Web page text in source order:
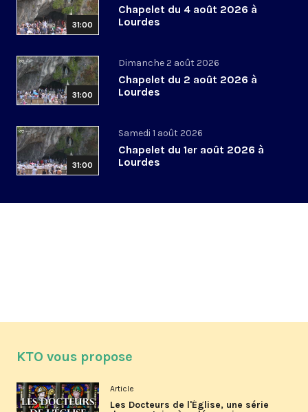
31:00
Chapelet du 4 août 2026 à
Lourdes
31:00
Dimanche 2 août 2026
Chapelet du 2 août 2026 à
Lourdes
31:00
Samedi 1 août 2026
Chapelet du 1er août 2026 à
Lourdes
KTO vous propose
Article
Les Docteurs de l'Église, une série